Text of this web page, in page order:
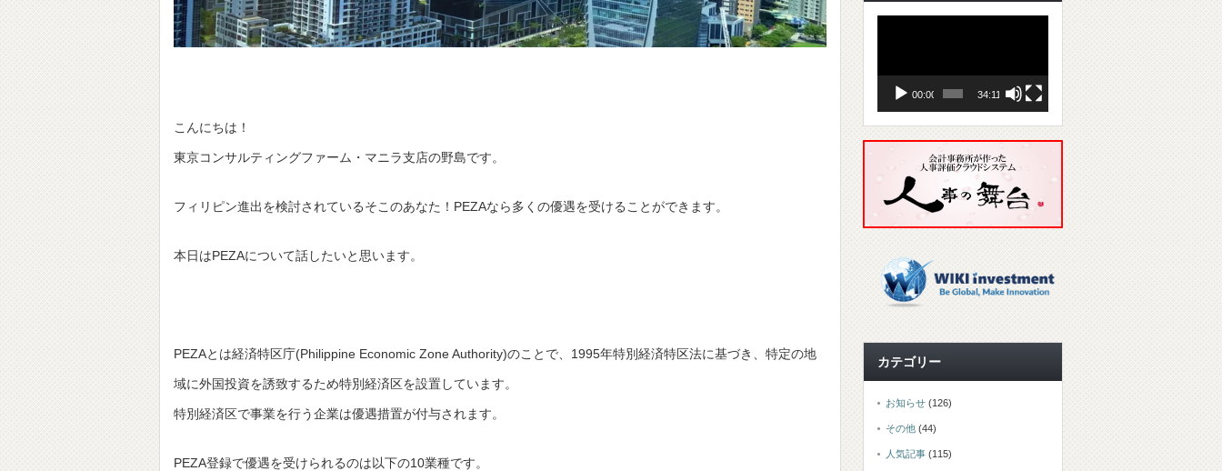
こんにちは！
東京コンサルティングファーム・マニラ支店の野島です。
フィリピン進出を検討されているそこのあなた！PEZAなら多くの優遇を受けることができます。
本日はPEZAについて話したいと思います。
PEZAとは経済特区庁(Philippine Economic Zone Authority)のことで、1995年特別経済特区法に基づき、特定の地
域に外国投資を誘致するため特別経済区を設置しています。
特別経済区で事業を行う企業は優遇措置が付与されます。
PEZA登録で優遇を受けられるのは以下の10業種です。
ー
00:00 34:11
カテゴリー
お知らせ (126)
その他 (44)
人気記事 (115)